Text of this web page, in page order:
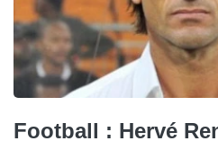
Football : Hervé